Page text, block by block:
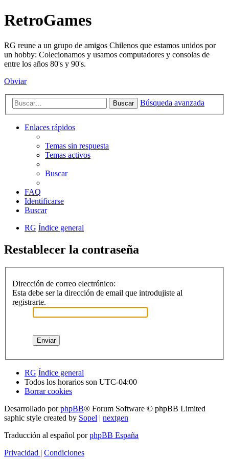
RetroGames
RG reune a un grupo de amigos Chilenos que estamos unidos por
un hobby: Colecionamos y usamos computadores y consolas de
entre los años 80's y 90's.
Obviar
Buscar Búsqueda avanzada
Enlaces rápidos
Temas sin respuesta
Temas activos
Buscar
FAQ
Identificarse
Buscar
RG Índice general
Restablecer la contraseña
Dirección de correo electrónico:
Esta debe ser la dirección de email que introdujiste al
registrarte.
RG Índice general
Todos los horarios son UTC-04:00
Borrar cookies
Desarrollado porphpBB® Forum Software © phpBB Limited
saphic style created by Sopel | nextgen
Traducción al español porphpBB España
Privacidad | Condiciones